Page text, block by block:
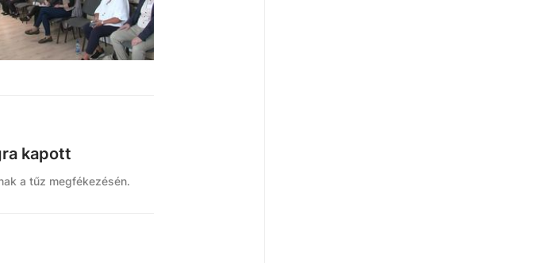
kapott
a tűz megfékezésén.